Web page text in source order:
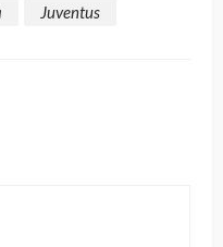
Juventus